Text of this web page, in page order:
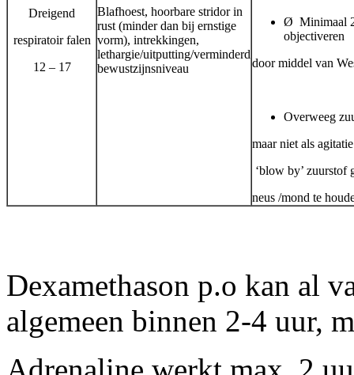
Ø Minimaal
objectiveren
door middel van
Overweeg z
maar niet als
‘blow by’ zuurstof
neus /mond te
Dreigend
respiratoir falen
12 – 17
Blafhoest, hoorbare stridor in
rust (minder dan bij ernstige
vorm), intrekkingen,
lethargie/uitputting/verminderd
bewustzijnsniveau
Dexamethason p.o kan al
algemeen binnen 2-4 uur,